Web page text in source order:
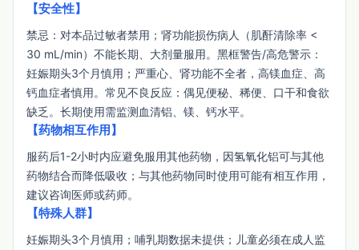
【安全性】
禁忌：对本品过敏者禁用；肾功能损伤病人（肌酐清除率 <
30 mL/min）不能长期、大剂量服用。黑框警告/高危警示：
妊娠期头3个月慎用；严重心、肾功能不全者，高镁血症、高
钙血症者慎用。常见不良反应：偶见便秘、稀便、口干和食欲
缺乏。长期使用需监测血清铝、镁、钙水平。
【药物相互作用】
服药后1-2小时内应避免服用其他药物，因氢氧化铝可与其他
药物结合而降低吸收；与其他药物同时使用可能有相互作用，
建议咨询医师或药师。
【特殊人群】
妊娠期头3个月慎用；哺乳期数据未提供；儿童必须在成人监